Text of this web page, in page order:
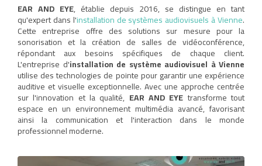
EAR AND EYE, établie depuis 2016, se distingue en tant
qu'expert dans l'installation de systèmes audiovisuels à Vienne.
Cette entreprise offre des solutions sur mesure pour la
sonorisation et la création de salles de vidéoconférence,
répondant aux besoins spécifiques de chaque client.
L'entreprise d'installation de système audiovisuel à Vienne
utilise des technologies de pointe pour garantir une expérience
auditive et visuelle exceptionnelle. Avec une approche centrée
sur l'innovation et la qualité, EAR AND EYEtransforme tout
espace en un environnement multimédia avancé, favorisant
ainsi la communication et l'interaction dans le monde
professionnel moderne.